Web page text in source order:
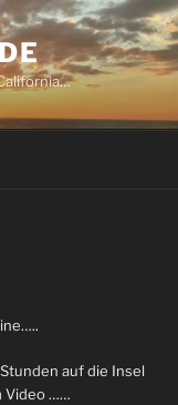
auf die Insel
Video ……